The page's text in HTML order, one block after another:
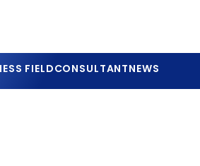
FIELDCONSULTANTNEWS